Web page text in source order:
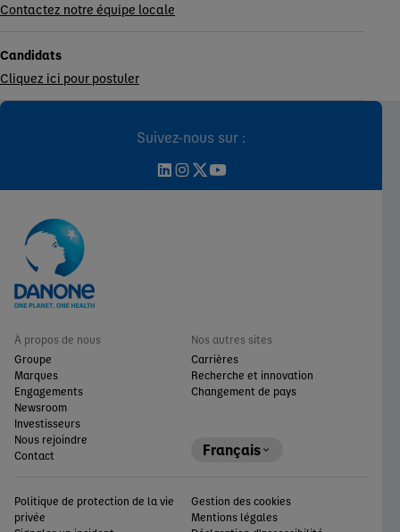
Contactez notre équipe locale
Candidats
Cliquez ici pour postuler
Suivez-nous sur :
À propos de nous
Groupe
Marques
Engagements
Newsroom
Investisseurs
Nous rejoindre
Contact
Nos autres sites
Carrières
Recherche et innovation
Changement de pays
Français
Politique de protection de la vie
privée
Gestion des cookies
Mentions légales